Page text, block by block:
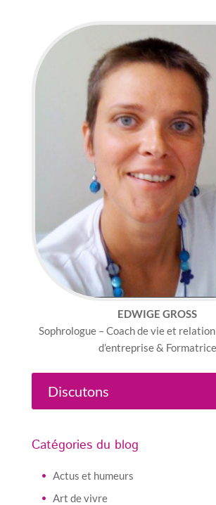
EDWIGE GROSS
Sophrologue – Coach de vie et relation
d’entreprise & Formatrice
Discutons
Catégories du blog
Actus et humeurs
Art de vivre